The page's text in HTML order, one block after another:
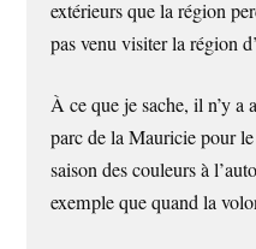
extérieurs que la région
pas venu visiter la région
À ce que je sache, il n’y a
parc de la Mauricie pour
saison des couleurs à
exemple que quand la